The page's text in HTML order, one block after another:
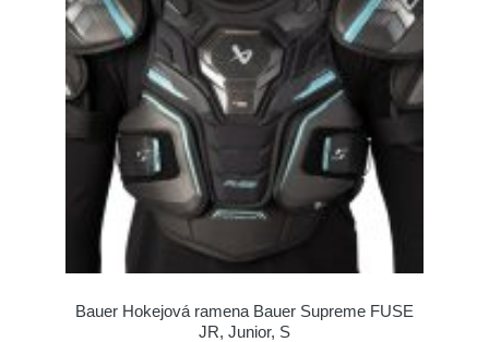
Bauer Hokejová ramena Bauer Supreme FUSE
JR, Junior, S